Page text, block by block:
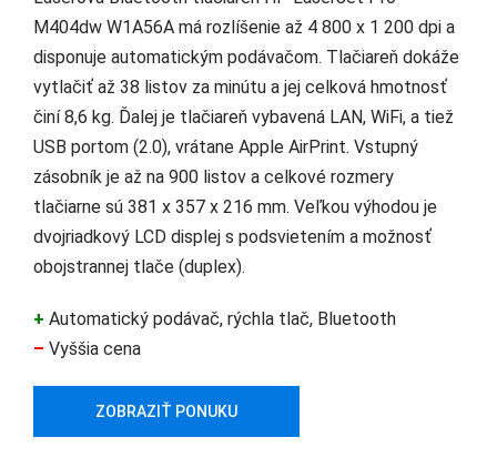
M404dw W1A56A má rozlíšenie až 4 800 x 1 200 dpi a
disponuje automatickým podávačom. Tlačiareň dokáže
vytlačiť až 38 listov za minútu a jej celková hmotnosť
činí 8,6 kg. Ďalej je tlačiareň vybavená LAN, WiFi, a tiež
USB portom (2.0), vrátane Apple AirPrint. Vstupný
zásobník je až na 900 listov a celkové rozmery
tlačiarne sú 381 x 357 x 216 mm. Veľkou výhodou je
dvojriadkový LCD displej s podsvietením a možnosť
obojstrannej tlače (duplex).
+ Automatický podávač, rýchla tlač, Bluetooth
– Vyššia cena
ZOBRAZIŤ PONUKU